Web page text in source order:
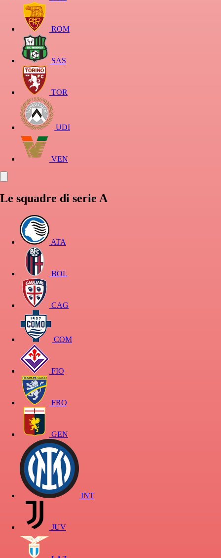
ROM
SAS
TOR
UDI
VEN
Le squadre di serie A
ATA
BOL
CAG
COM
FIO
FRO
GEN
INT
JUV